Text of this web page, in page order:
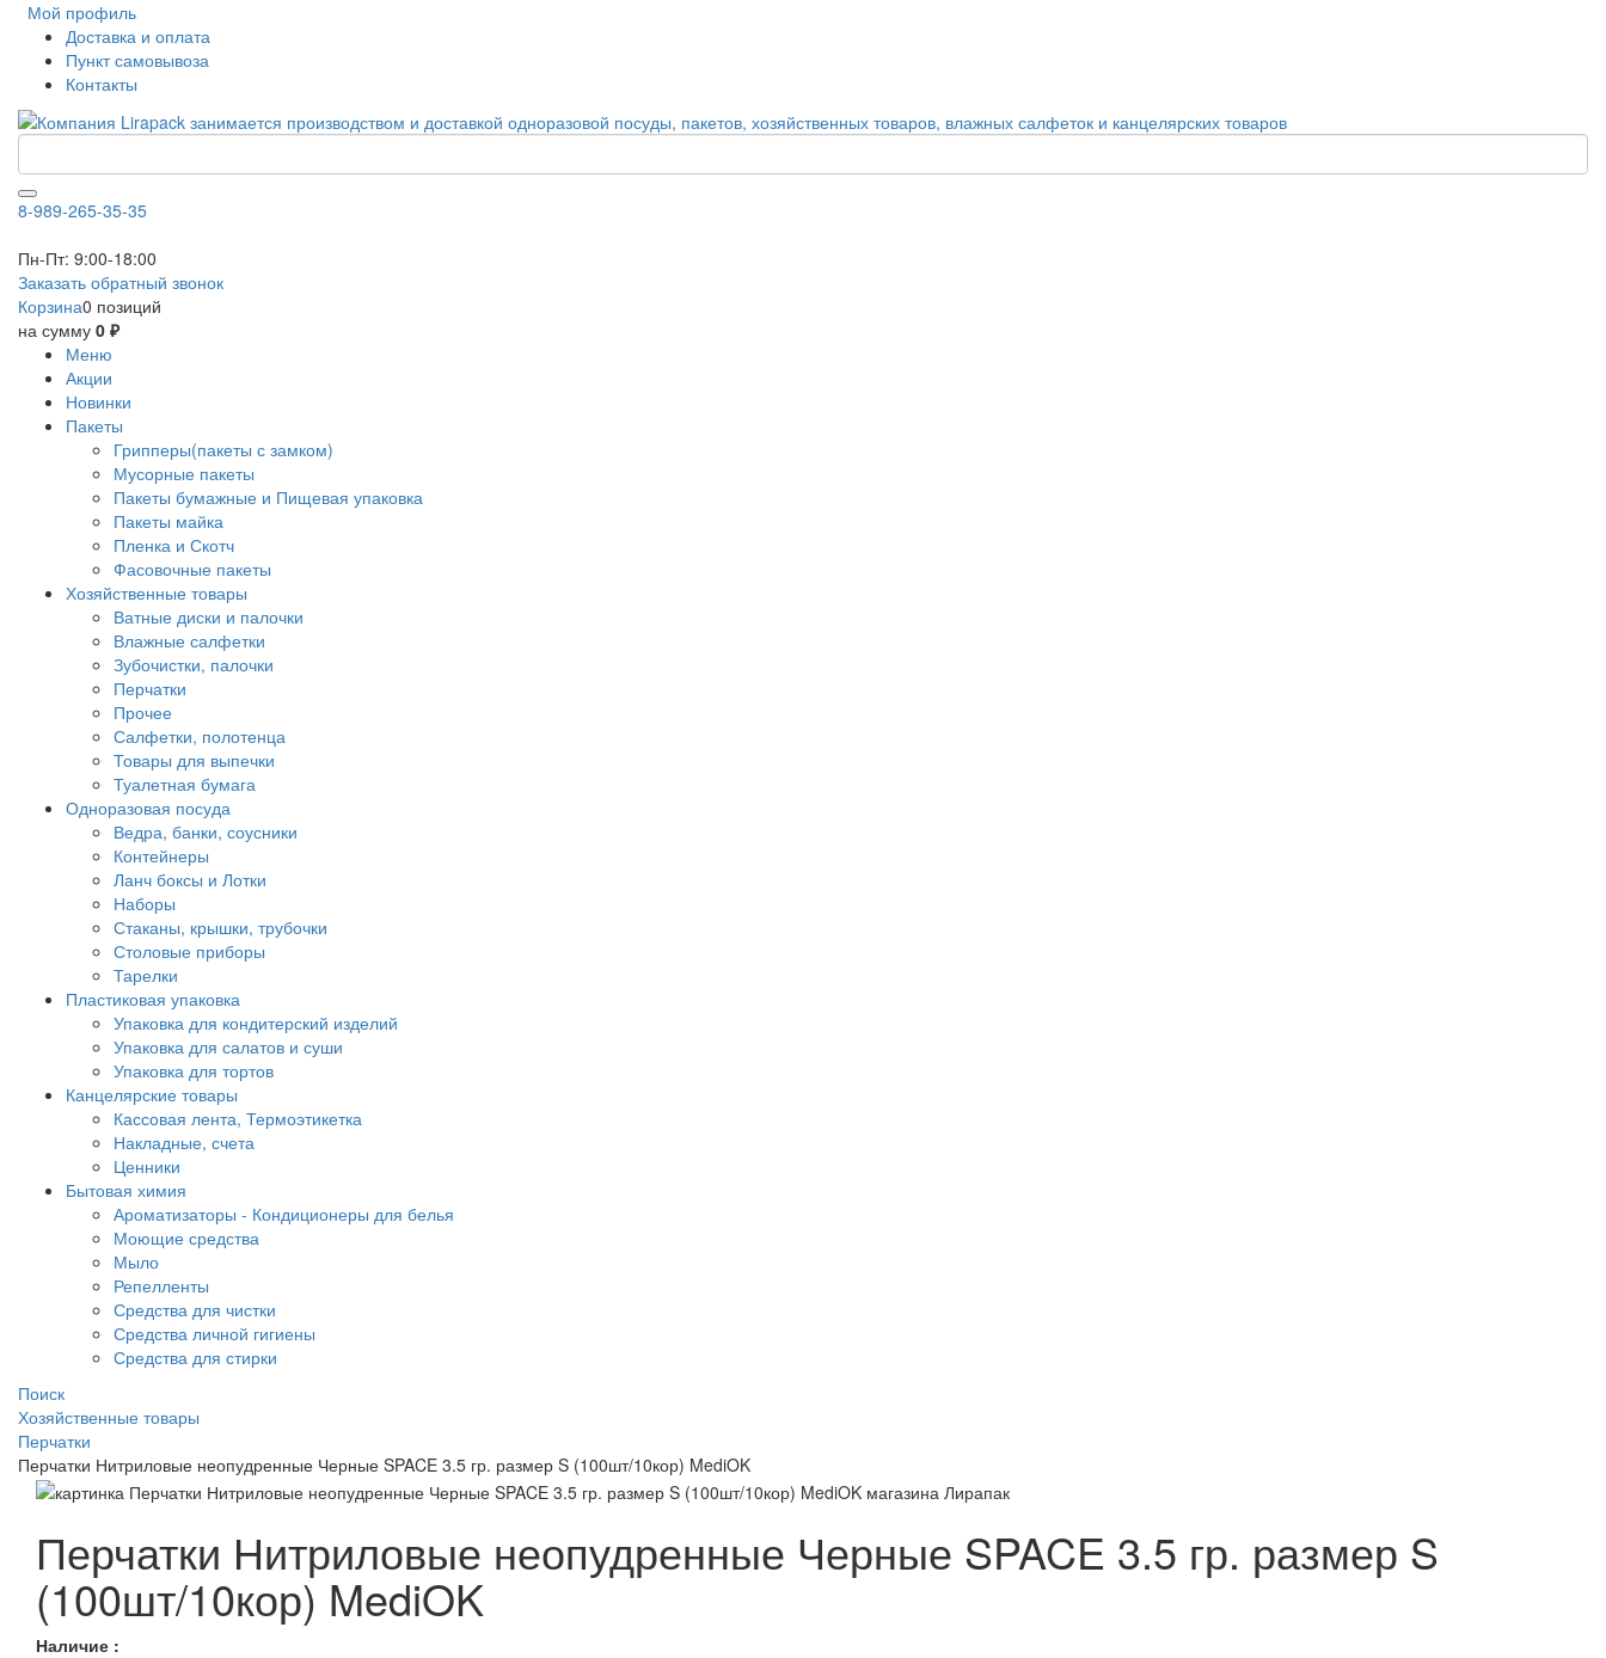
Мой профиль
Доставка и оплата
Пункт самовывоза
Контакты
8-989-265-35-35
Пн-Пт: 9:00-18:00
Заказать обратный звонок
Корзина0 позиций
на сумму 0 ₽
Меню
Акции
Новинки
Пакеты
Грипперы(пакеты с замком)
Мусорные пакеты
Пакеты бумажные и Пищевая упаковка
Пакеты майка
Пленка и Скотч
Фасовочные пакеты
Хозяйственные товары
Ватные диски и палочки
Влажные салфетки
Зубочистки, палочки
Перчатки
Прочее
Салфетки, полотенца
Товары для выпечки
Туалетная бумага
Одноразовая посуда
Ведра, банки, соусники
Контейнеры
Ланч боксы и Лотки
Наборы
Стаканы, крышки, трубочки
Столовые приборы
Тарелки
Пластиковая упаковка
Упаковка для кондитерский изделий
Упаковка для салатов и суши
Упаковка для тортов
Канцелярские товары
Кассовая лента, Термоэтикетка
Накладные, счета
Ценники
Бытовая химия
Ароматизаторы - Кондиционеры для белья
Моющие средства
Мыло
Репелленты
Средства для чистки
Средства личной гигиены
Средства для стирки
Поиск
Хозяйственные товары
Перчатки
Перчатки Нитриловые неопудренные Черные SPACE 3.5 гр. размер S (100шт/10кор) MediOK
Перчатки Нитриловые неопудренные Черные SPACE 3.5 гр. размер S
(100шт/10кор) MediOK
Наличие :